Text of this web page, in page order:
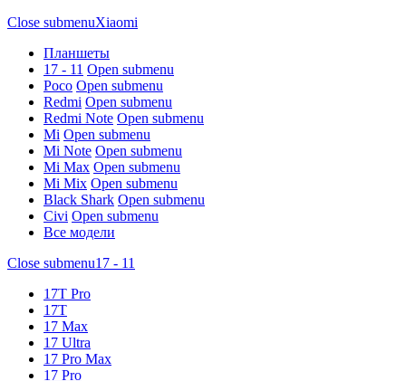
Close submenuXiaomi
Планшеты
17 - 11 Open submenu
Poco Open submenu
Redmi Open submenu
Redmi Note Open submenu
Mi Open submenu
Mi Note Open submenu
Mi Max Open submenu
Mi Mix Open submenu
Black Shark Open submenu
Civi Open submenu
Все модели
Close submenu17 - 11
17T Pro
17T
17 Max
17 Ultra
17 Pro Max
17 Pro